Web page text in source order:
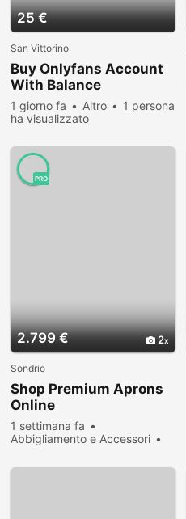
25 €
San Vittorino
Buy Onlyfans Account
With Balance
1 giorno fa Altro
1 persona
ha visualizzato
2.799 € 2
PRO
Sondrio
Shop Premium Aprons
Online
1 settimana fa
Abbigliamento e Accessori